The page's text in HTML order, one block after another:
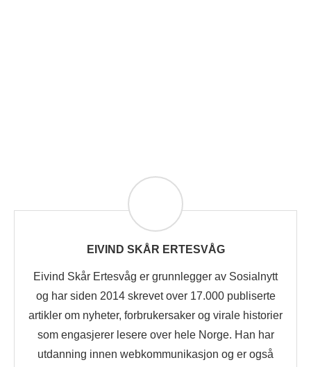
EIVIND SKÅR ERTESVÅG
Eivind Skår Ertesvåg er grunnlegger av Sosialnytt
og har siden 2014 skrevet over 17.000 publiserte
artikler om nyheter, forbrukersaker og virale historier
som engasjerer lesere over hele Norge. Han har
utdanning innen webkommunikasjon og er også